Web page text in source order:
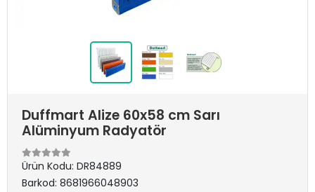
Duffmart Alize 60x58 cm Sarı
Alüminyum Radyatör
Ürün Kodu: DR84889
Barkod: 8681966048903